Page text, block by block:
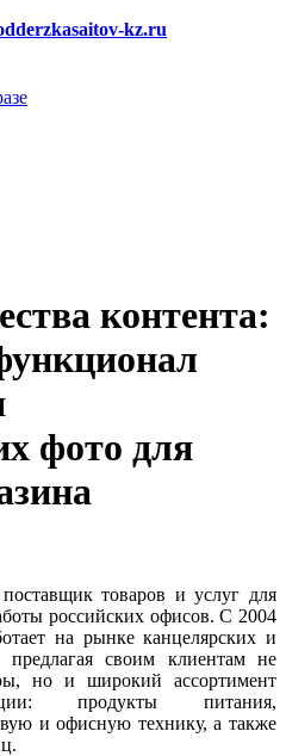
kz.ru
контента:
фото для
товаров и услуг для
российских офисов. С 2004
на рынке канцелярских и
своим клиентам не
но и широкий ассортимент
продукты питания,
и офисную технику, а также